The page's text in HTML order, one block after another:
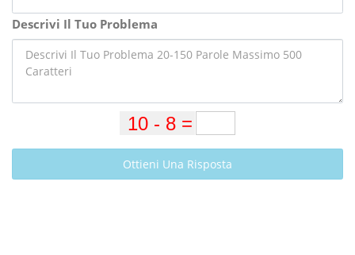
Descrivi Il Tuo Problema
Ottieni Una Risposta